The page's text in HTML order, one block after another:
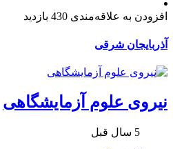
افزودن به علاقه‌مندی 430 بازدید
آذربایجان شرقی
نیروی علوم آزمایشگاهی
5 سال قبل